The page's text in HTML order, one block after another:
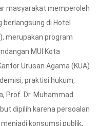
masyarakat memperoleh
berlangsung di Hotel
merupakan program
MUI Kota
Urusan Agama (KUA)
praktisi hukum,
Prof. Dr. Muhammad
dipilih karena persoalan
konsumsi publik,